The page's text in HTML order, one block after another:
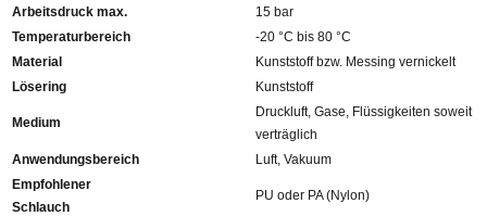
Arbeitsdruck max.
15 bar
Temperaturbereich
-20 °C bis 80 °C
Material
Kunststoff bzw. Messing vernickelt
Lösering
Kunststoff
Medium
Druckluft, Gase, Flüssigkeiten soweit
verträglich
Anwendungsbereich
Luft, Vakuum
Empfohlener
Schlauch
PU oder PA (Nylon)